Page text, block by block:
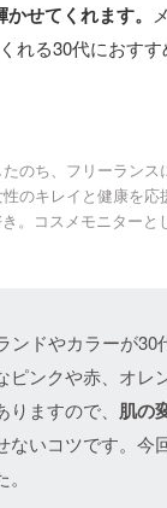
せてくれます。
る30代におすす
のち、フリーラン
のキレイと健康を
。コスメモニター
ドやカラーが
ンクや赤、オ
ますので、 肌の
ないコツです。